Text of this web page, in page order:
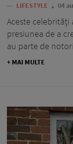
— LIFESTYLE 04
Aceste
presiunea de a
au parte de
+ MAI MULTE